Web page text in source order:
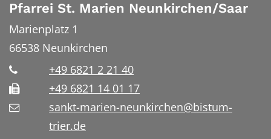
Pfarrei St. Marien Neunkirchen/Saar
Marienplatz 1
66538 Neunkirchen
+49 6821 2 21 40
+49 6821 14 01 17
sankt-marien-neunkirchen@bistum-
trier.de